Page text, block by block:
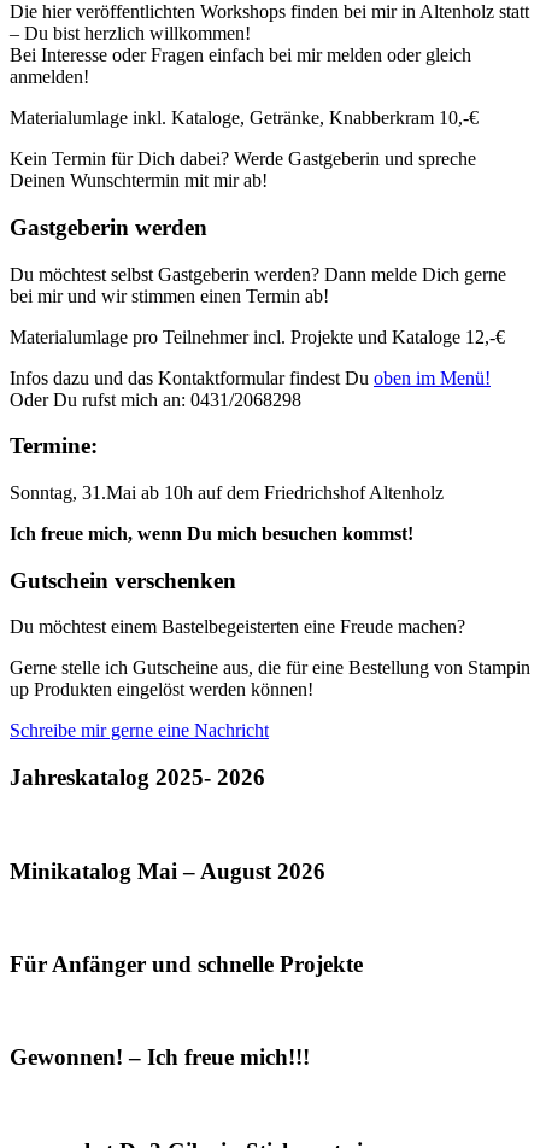
Die hier veröffentlichten Workshops finden bei mir in Altenholz statt
– Du bist herzlich willkommen!
Bei Interesse oder Fragen einfach bei mir melden oder gleich
anmelden!
Materialumlage inkl. Kataloge, Getränke, Knabberkram 10,-€
Kein Termin für Dich dabei? Werde Gastgeberin und spreche
Deinen Wunschtermin mit mir ab!
Gastgeberin werden
Du möchtest selbst Gastgeberin werden? Dann melde Dich gerne
bei mir und wir stimmen einen Termin ab!
Materialumlage pro Teilnehmer incl. Projekte und Kataloge 12,-€
Infos dazu und das Kontaktformular findest Du oben im Menü!
Oder Du rufst mich an: 0431/2068298
Termine:
Sonntag, 31.Mai ab 10h auf dem Friedrichshof Altenholz
Ich freue mich, wenn Du mich besuchen kommst!
Gutschein verschenken
Du möchtest einem Bastelbegeisterten eine Freude machen?
Gerne stelle ich Gutscheine aus, die für eine Bestellung von Stampin
up Produkten eingelöst werden können!
Schreibe mir gerne eine Nachricht
Jahreskatalog 2025- 2026
Minikatalog Mai – August 2026
Für Anfänger und schnelle Projekte
Gewonnen! – Ich freue mich!!!